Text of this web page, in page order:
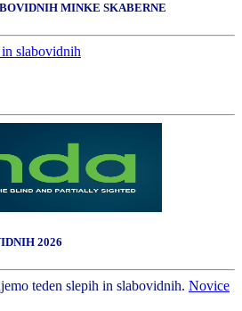
MINKE SKABERNE
2026
teden slepih in slabovidnih. Novice